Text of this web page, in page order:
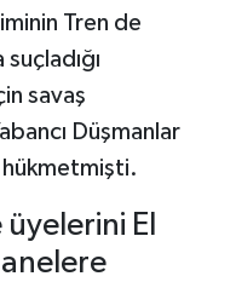
Tren de
savaş
Düşmanlar
hükmetmişti.
El